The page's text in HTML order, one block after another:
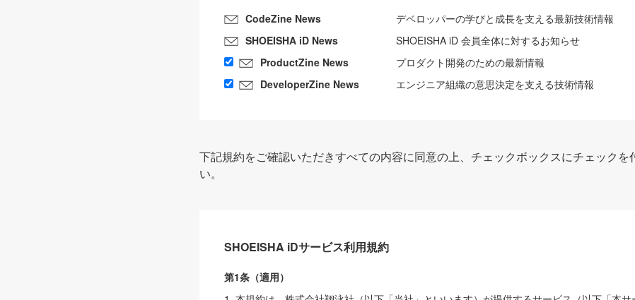
CodeZine News
デベロッパーの学びと成長を支える最新技術情報
SHOEISHA iD News
SHOEISHA iD 会員全体に対するお知らせ
ProductZine News
プロダクト開発のための最新情報
DeveloperZine News
エンジニア組織の意思決定を支える技術情報
下記規約をご確認いただきすべての内容に同意の上、チェックボックスにチェックを
い。
SHOEISHA iDサービス利用規約
第1条（適用）